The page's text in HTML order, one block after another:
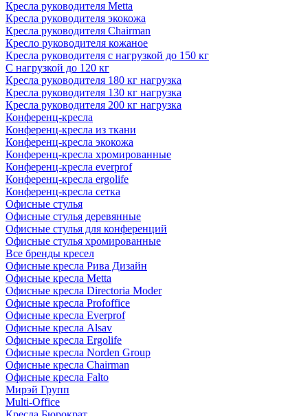
Кресла руководителя Metta
Кресла руководителя экокожа
Кресла руководителя Chairman
Кресло руководителя кожаное
Кресла руководителя с нагрузкой до 150 кг
С нагрузкой до 120 кг
Кресла руководителя 180 кг нагрузка
Кресла руководителя 130 кг нагрузка
Кресла руководителя 200 кг нагрузка
Конференц-кресла
Конференц-кресла из ткани
Конференц-кресла экокожа
Конференц-кресла хромированные
Конференц-кресла everprof
Конференц-кресла ergolife
Конференц-кресла сетка
Офисные стулья
Офисные стулья деревянные
Офисные стулья для конференций
Офисные стулья хромированные
Все бренды кресел
Офисные кресла Рива Дизайн
Офисные кресла Metta
Офисные кресла Directoria Moder
Офисные кресла Profoffice
Офисные кресла Everprof
Офисные кресла Alsav
Офисные кресла Ergolife
Офисные кресла Norden Group
Офисные кресла Chairman
Офисные кресла Falto
Мирэй Групп
Multi-Office